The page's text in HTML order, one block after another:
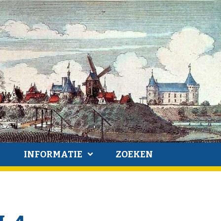
INFORMATIE ZOEKEN